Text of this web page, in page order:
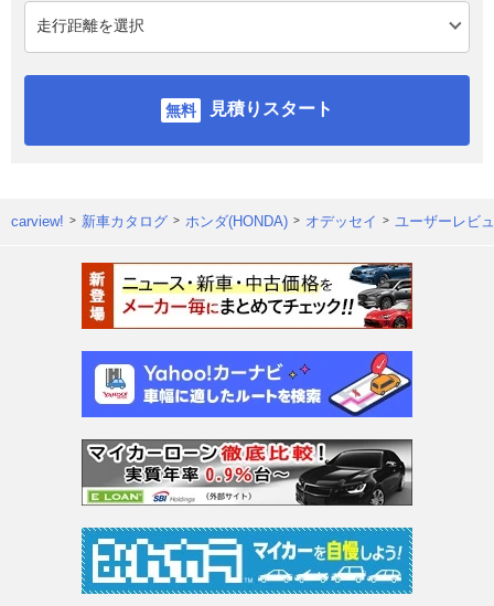
見積りスタート
carview! 新車カタログ ホンダ(HONDA) オデッセイ ユーザーレビ